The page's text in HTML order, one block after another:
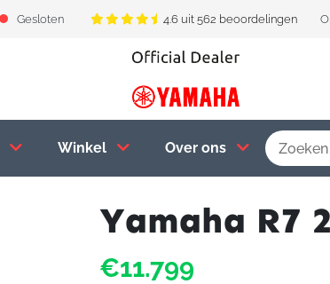
Gesloten 4.6 uit 562 beoordelingen
Winkel Over ons
Yamaha R7
€11.799